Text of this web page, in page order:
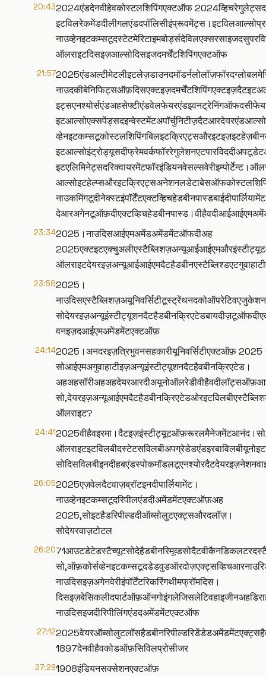
20:432024एंडदेनवीहेवकोस्टलशिपिंगएक्टऑफ
ऑलराइटदिसइज़आल्सोदिसइजदमर्चेंटशिपिंगएक्टऑफ
21:57
23:342025।नाउदिसआईएमअमेंडअमेंडमेंटऑफदीअह
23:582025।
वनइज़दआईएमअमेंडमेंटएक्टऑफ़
24:142025।अनदरइज़त्रिभुवनसहकारीयूनिवर्सिटीएक्टऑफ़
सोआईएमअगुवाहाटीइज़अन्यूइंस्टीट्यूशनदैटहैवबीनक्रिएटेड।
ऑलराइट?
24:41
26:052025एज़वेलदैटवाज़ब्रॉटइनदीपार्लियामेंट।
नाउव्हेनइटकम्सटूदरिपीलएंडदीअमेंडमेंटएक्टऑफ़अह
2025,सोइटहैडरिपील्डदीऑब्सोलुटएक्ट्सऔरदलॉज़।
सोदेयरवाज़टोटल
26:20
नाउदिसइज़अगेनवेरीइंपॉर्टेंटरिकरिंगथीमफ्रॉमदिस।
नाउदिसइजदीरिपीलिंगएंडदअमेंडमेंटएक्टऑफ
27:12
1897देनवीहैवकोडऑफ़सिविलप्रोसीजर
27:291908इंडियनसक्सेशनएक्टऑफ़